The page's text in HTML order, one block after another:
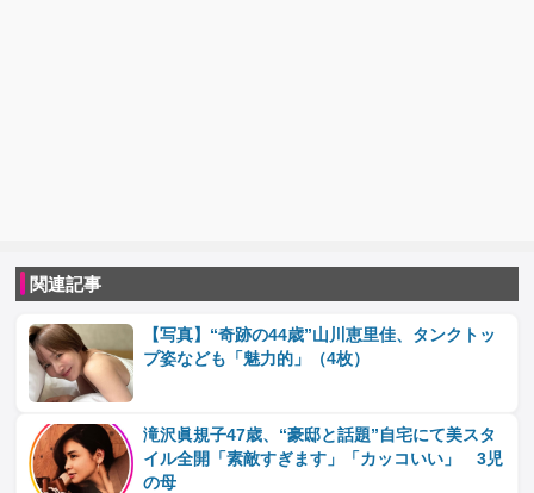
関連記事
【写真】“奇跡の44歳”山川恵里佳、タンクトッ
プ姿なども「魅力的」（4枚）
滝沢眞規子47歳、“豪邸と話題”自宅にて美スタ
イル全開「素敵すぎます」「カッコいい」 3児
の母